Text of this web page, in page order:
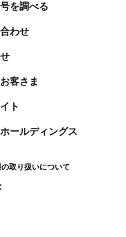
を調べる
わせ
客さま
ト
ールディングス
取り扱いについて